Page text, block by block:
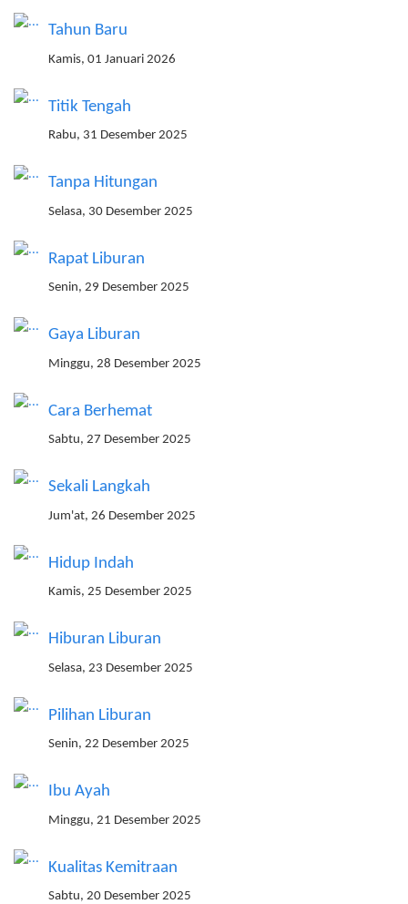
Tahun Baru
Kamis, 01 Januari 2026
Titik Tengah
Rabu, 31 Desember 2025
Tanpa Hitungan
Selasa, 30 Desember 2025
Rapat Liburan
Senin, 29 Desember 2025
Gaya Liburan
Minggu, 28 Desember 2025
Cara Berhemat
Sabtu, 27 Desember 2025
Sekali Langkah
Jum'at, 26 Desember 2025
Hidup Indah
Kamis, 25 Desember 2025
Hiburan Liburan
Selasa, 23 Desember 2025
Pilihan Liburan
Senin, 22 Desember 2025
Ibu Ayah
Minggu, 21 Desember 2025
Kualitas Kemitraan
Sabtu, 20 Desember 2025